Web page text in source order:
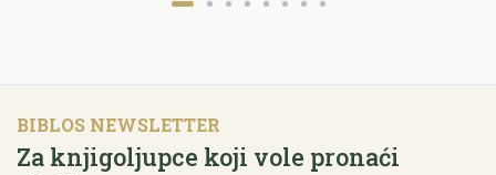
BIBLOS NEWSLETTER
Za knjigoljupce koji vole pronaći